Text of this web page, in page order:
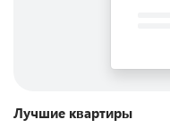
Лучшие квартиры